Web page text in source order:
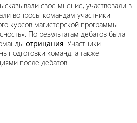
свое мнение, участвовали в
вопросы командам участники
курсов магистерской программы
По результатам дебатов была
отрицания. Участники
подготовки команд, а также
после дебатов.